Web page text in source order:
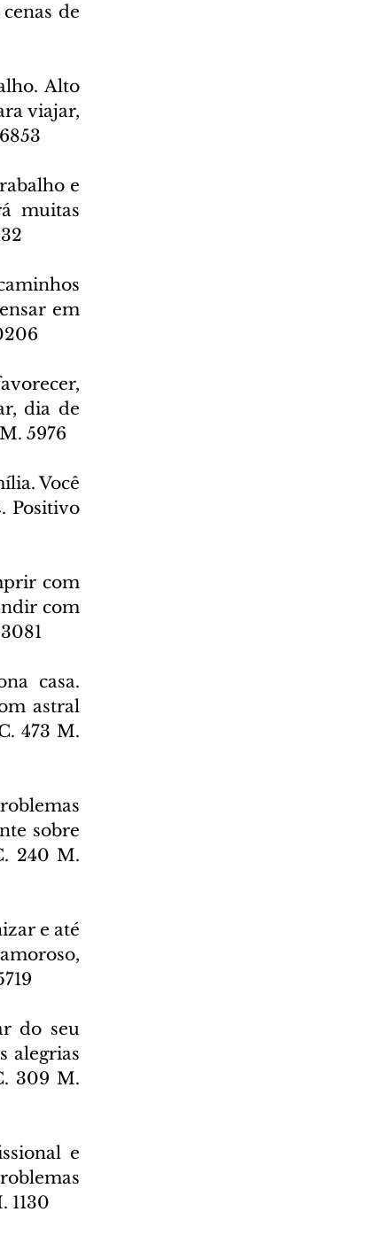
de
Alto
viajar,
e
muitas
em
dia de
5976
Você
Positivo
com
com
casa.
astral
473 M.
sobre
240 M.
e até
do seu
alegrias
309 M.
e
1130